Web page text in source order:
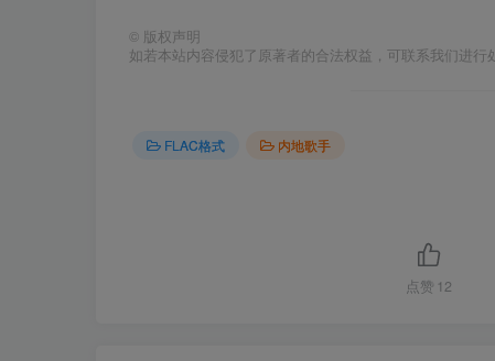
© 版权声明
如若本站内容侵犯了原著者的合法权益，可联系我们进
FLAC格式 内地歌手
点赞 12